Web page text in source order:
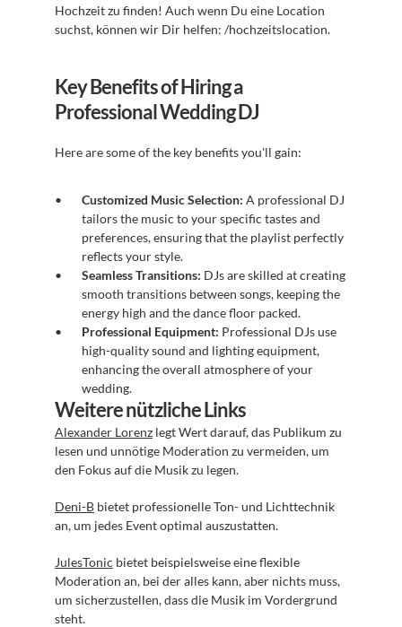
Hochzeit zu finden! Auch wenn Du eine Location
suchst, können wir Dir helfen: /hochzeitslocation.
Key Benefits of Hiring a
Professional Wedding DJ
Here are some of the key benefits you'll gain:
Customized Music Selection: A professional DJ
tailors the music to your specific tastes and
preferences, ensuring that the playlist perfectly
reflects your style.
Seamless Transitions: DJs are skilled at creating
smooth transitions between songs, keeping the
energy high and the dance floor packed.
Professional Equipment: Professional DJs use
high-quality sound and lighting equipment,
enhancing the overall atmosphere of your
wedding.
Weitere nützliche Links
Alexander Lorenz legt Wert darauf, das Publikum zu
lesen und unnötige Moderation zu vermeiden, um
den Fokus auf die Musik zu legen.
Deni-B bietet professionelle Ton- und Lichttechnik
an, um jedes Event optimal auszustatten.
JulesTonic bietet beispielsweise eine flexible
Moderation an, bei der alles kann, aber nichts muss,
um sicherzustellen, dass die Musik im Vordergrund
steht.